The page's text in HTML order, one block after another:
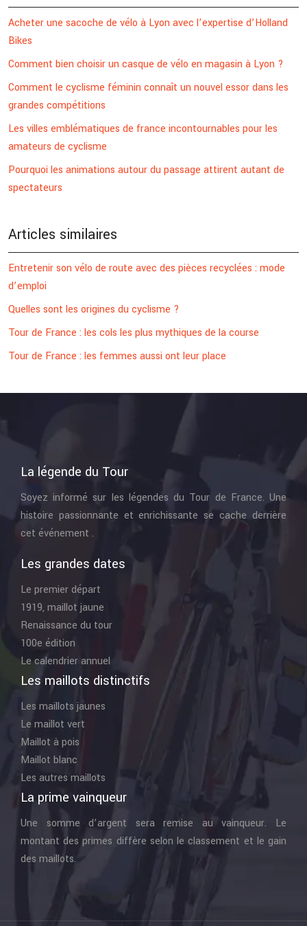
Acheter une sacoche de vélo à Lyon avec l’expertise d’Holland
Bikes
Comment bien choisir un casque de vélo en magasin à Lyon ?
Comment le cyclisme féminin connaît un nouvel essor dans les
grandes compétitions
Les villes emblématiques de france incontournables pour les
amateurs de cyclisme
Pourquoi les animations autour du passage attirent autant de
spectateurs
Articles similaires
Entretenir son vélo de route avec des pièces recyclées : mode
d’emploi
Quelles sont les origines du cyclisme ?
Tour de France : les cols les plus mythiques de la course
Tour de France : les femmes aussi ont leur place
La légende du Tour
Soyez informé sur les légendes du Tour de France. Une
histoire passionnante et enrichissante se cache derrière
cet événement .
Les grandes dates
Le premier départ
1919, maillot jaune
Renaissance du tour
100e édition
Le calendrier annuel
Les maillots distinctifs
Les maillots jaunes
Le maillot vert
Maillot à pois
Maillot blanc
Les autres maillots
La prime vainqueur
Une somme d’argent sera remise au vainqueur. Le
montant des primes diffère selon le classement et le gain
des maillots.